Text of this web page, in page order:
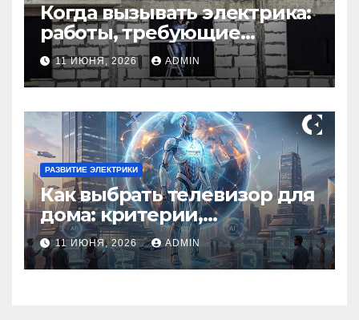
Когда вызывать электрика:
работы, требующие
профессионала Электрик
круглосуточно
11 ИЮНЯ, 2026 ADMIN
РАЗВИТИЕ ЭЛЕКТРИКИ
Как выбрать телевизор для
дома: критерии,
технологии и советы
11 ИЮНЯ, 2026 ADMIN